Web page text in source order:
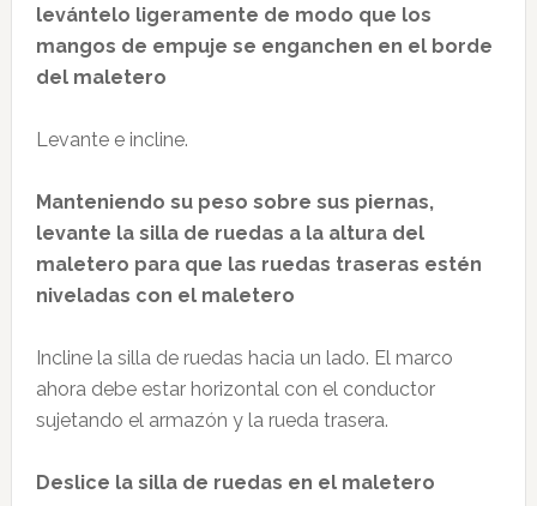
levántelo ligeramente de modo que los
mangos de empuje se enganchen en el borde
del maletero
Levante e incline.
Manteniendo su peso sobre sus piernas,
levante la silla de ruedas a la altura del
maletero para que las ruedas traseras estén
niveladas con el maletero
Incline la silla de ruedas hacia un lado. El marco
ahora debe estar horizontal con el conductor
sujetando el armazón y la rueda trasera.
Deslice la silla de ruedas en el maletero